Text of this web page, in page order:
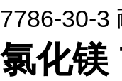
7786-30-3
氯化镁